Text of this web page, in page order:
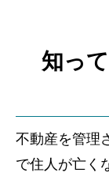
知っ
不動産を管理
で住人が亡く